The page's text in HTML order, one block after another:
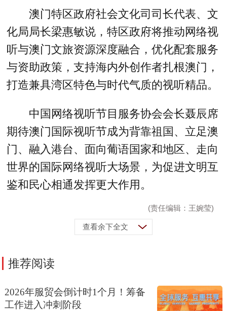
澳门特区政府社会文化司司长代表、文
化局局长梁惠敏说，特区政府将推动网络视
听与澳门文旅资源深度融合，优化配套服务
与资助政策，支持海内外创作者扎根澳门，
打造兼具湾区特色与时代气质的视听精品。
中国网络视听节目服务协会会长聂辰席
期待澳门国际视听节成为背靠祖国、立足澳
门、融入港台、面向葡语国家和地区、走向
世界的国际网络视听大场景，为促进文明互
鉴和民心相通发挥更大作用。
(责任编辑：王婉莹)
查看余下全文
推荐阅读
2026年服贸会倒计时1个月！筹备
工作进入冲刺阶段